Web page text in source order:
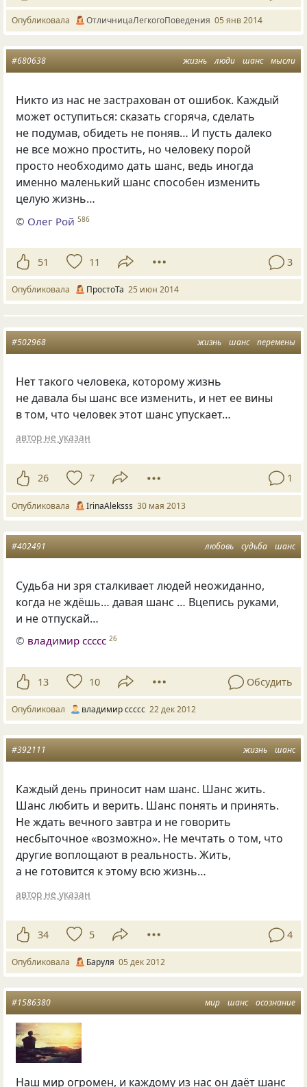
Опубликовала ОтличницаЛегкогоПоведения 05 янв 2014
жизнь люди шанс мысли
#680638
Никто из нас не застрахован от ошибок. Каждый
может оступиться: сказать сгоряча, сделать
не подумав, обидеть не поняв… И пусть далеко
не все можно простить, но человеку порой
просто необходимо дать шанс, ведь иногда
именно маленький шанс способен изменить
целую жизнь…
© Олег Рой 586
51 11 3
Опубликовала ПростоТа 25 июн 2014
жизнь шанс перемены
#502968
Нет такого человека, которому жизнь
не давала бы шанс все изменить, и нет ее вины
в том, что человек этот шанс упускает…
автор не указан
26 7 1
Опубликовала IrinaAleksss 30 мая 2013
любовь судьба шанс
#402491
Судьба ни зря сталкивает людей неожиданно,
когда не ждёшь… давая шанс … Вцепись руками,
и не отпускай…
© владимир ссссс 26
13 10 Обсудить
Опубликовал владимир ссссс 22 дек 2012
жизнь шанс
#392111
Каждый день приносит нам шанс. Шанс жить.
Шанс любить и верить. Шанс понять и принять.
Не ждать вечного завтра и не говорить
несбыточное«возможно». Не мечтать о том, что
другие воплощают в реальность. Жить,
а не готовится к этому всю жизнь…
автор не указан
34 5 4
Опубликовала Баруля 05 дек 2012
мир шанс осознание
#1586380
Наш мир огромен, и каждому из нас он даёт шанс